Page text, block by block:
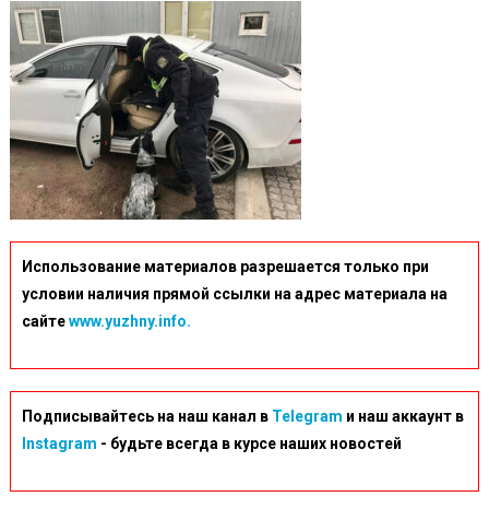
Использование материалов разрешается только при
условии наличия прямой ссылки на адрес материала на
сайтеwww.yuzhny.info.
Подписывайтесь на наш канал в Telegram и наш аккаунт в
Instagram - будьте всегда в курсе наших новостей